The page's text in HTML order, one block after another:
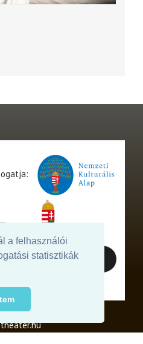
a felhasználói
statisztikák
theater.hu